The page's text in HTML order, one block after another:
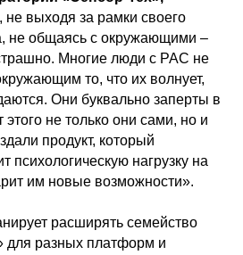
не выходя за рамки своего
не общаясь с окружающими –
Многие люди с РАС не
то, что их волнует,
Они буквально заперты в
не только они сами, но и
продукт, который
психологическую нагрузку на
им новые возможности».
расширять семейство
для разных платформ и